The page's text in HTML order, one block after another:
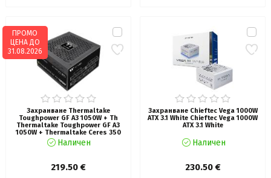
Захранване Thermaltake
Toughpower GF A3 1050W + Th
Thermaltake Toughpower GF A3
1050W + Thermaltake Ceres 350
Black
Наличен
219.50 €
ПРОМО
ЦЕНА ДО
31.08.2026
Захранване Chieftec Vega 1000W
ATX 3.1 White Chieftec Vega 1000W
ATX 3.1 White
Наличен
230.50 €